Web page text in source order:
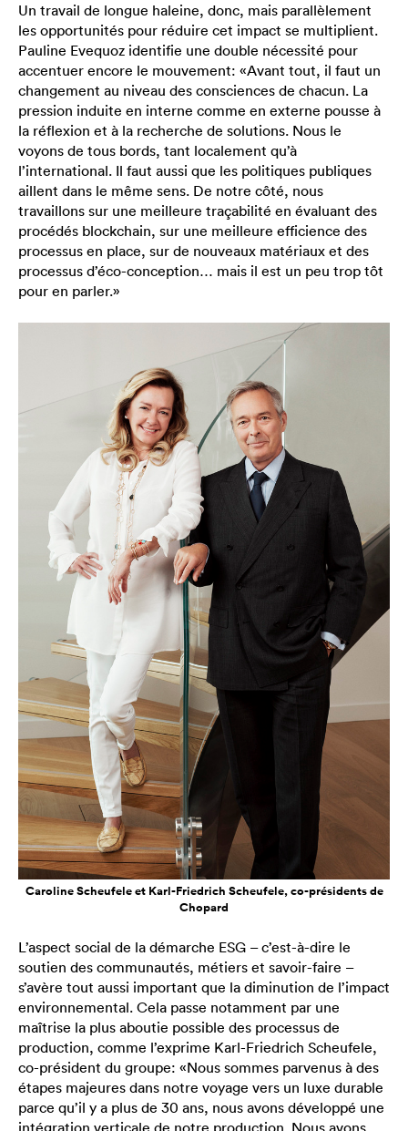
Un travail de longue haleine, donc, mais parallèlement
les opportunités pour réduire cet impact se multiplient.
Pauline Evequoz identifie une double nécessité pour
accentuer encore le mouvement: «Avant tout, il faut un
changement au niveau des consciences de chacun. La
pression induite en interne comme en externe pousse à
la réflexion et à la recherche de solutions. Nous le
voyons de tous bords, tant localement qu’à
l’international. Il faut aussi que les politiques publiques
aillent dans le même sens. De notre côté, nous
travaillons sur une meilleure traçabilité en évaluant des
procédés blockchain, sur une meilleure efficience des
processus en place, sur de nouveaux matériaux et des
processus d’éco-conception… mais il est un peu trop tôt
pour en parler.»
Caroline Scheufele et Karl-Friedrich Scheufele, co-présidents de
Chopard
L’aspect social de la démarche ESG – c’est-à-dire le
soutien des communautés, métiers et savoir-faire –
s’avère tout aussi important que la diminution de l’impact
environnemental. Cela passe notamment par une
maîtrise la plus aboutie possible des processus de
production, comme l’exprime Karl-Friedrich Scheufele,
co-président du groupe: «Nous sommes parvenus à des
étapes majeures dans notre voyage vers un luxe durable
parce qu’il y a plus de 30 ans, nous avons développé une
intégration verticale de notre production. Nous avons